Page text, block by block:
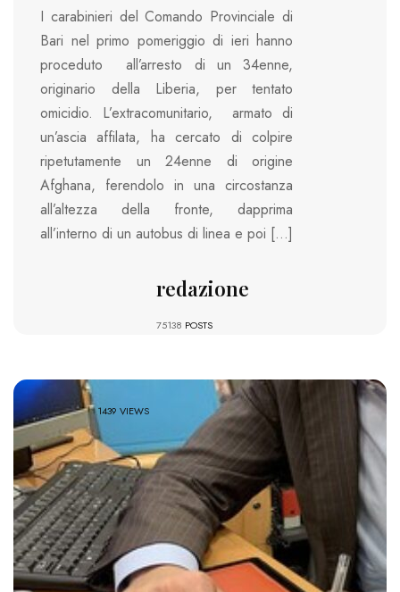
I carabinieri del Comando Provinciale di
Bari nel primo pomeriggio di ieri hanno
proceduto all’arresto di un 34enne,
originario della Liberia, per tentato
omicidio. L’extracomunitario, armato di
un’ascia affilata, ha cercato di colpire
ripetutamente un 24enne di origine
Afghana, ferendolo in una circostanza
all’altezza della fronte, dapprima
all’interno di un autobus di linea e poi […]
redazione
75138 POSTS
1439 VIEWS